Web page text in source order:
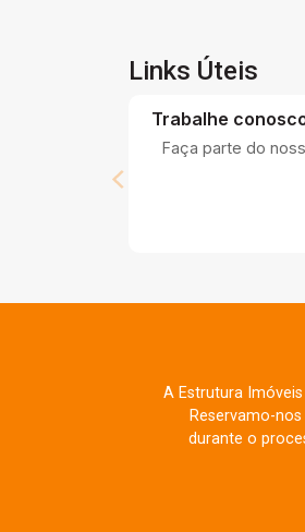
Links Úteis
Trabalhe
Faça parte do
A Estrutura
Reservamo-
durante o